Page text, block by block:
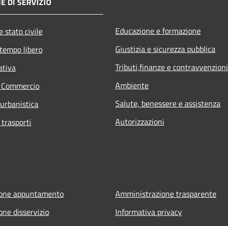
stato civile
libero
Educazione e formazione
Giustizia e sicurezza pubblica
Tributi,finanze e contravvenzioni
Ambiente
Salute, benessere e assistenza
Autorizzazioni
appuntamento
disservizio
Amministrazione trasparente
Informativa privacy